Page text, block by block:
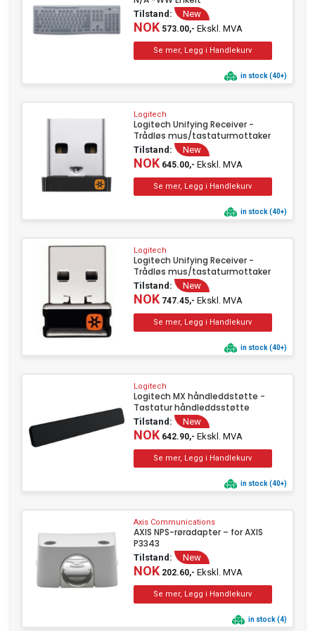
Tilstand: New
NOK573.00,- Ekskl. MVA
in stock (40+)
Logitech
Logitech Unifying Receiver -
Trådløs mus/tastaturmottaker
Tilstand: New
NOK645.00,- Ekskl. MVA
in stock (40+)
Logitech
Logitech Unifying Receiver -
Trådløs mus/tastaturmottaker
Tilstand: New
NOK747.45,- Ekskl. MVA
in stock (40+)
Logitech
Logitech MX håndleddstøtte -
Tastatur håndleddsstøtte
Tilstand: New
NOK642.90,- Ekskl. MVA
in stock (40+)
Axis Communications
AXIS NPS-røradapter – for AXIS
P3343
Tilstand: New
NOK202.60,- Ekskl. MVA
in stock (4)